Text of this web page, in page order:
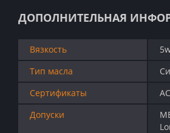
ДОПОЛНИТЕЛЬНАЯ
Вязкость
Тип масла
Сертификаты
Допуски